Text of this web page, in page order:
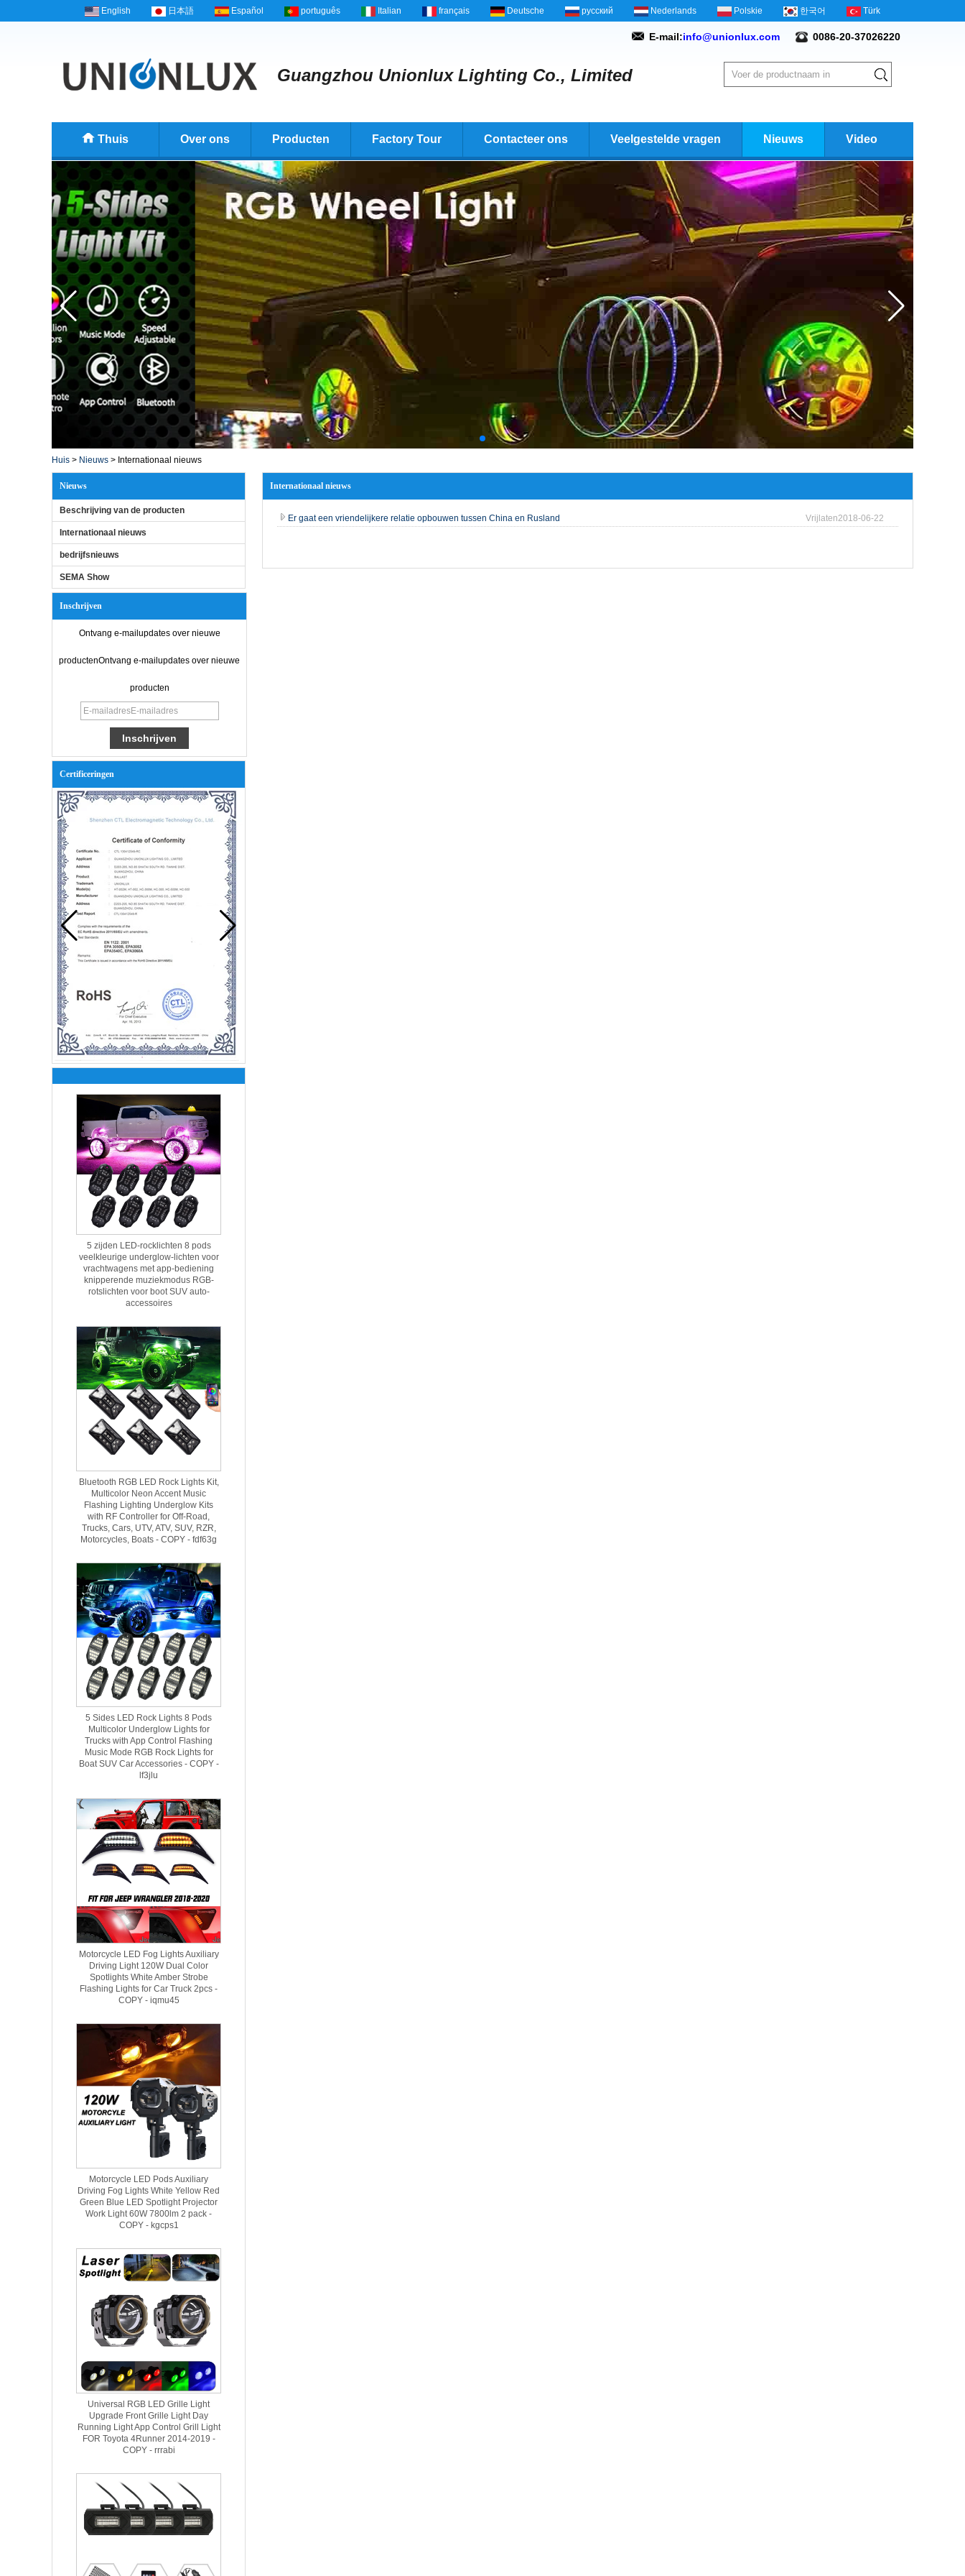
English 日本語 Español português Italian français Deutsche русский Nederlands Polskie 한국어 Türk
E-mail:info@unionlux.com 0086-20-37026220
Guangzhou Unionlux Lighting Co., Limited
Thuis Over ons Producten Factory Tour Contacteer ons Veelgestelde vragen Nieuws Video
Huis > Nieuws > Internationaal nieuws
Nieuws
Beschrijving van de producten
Internationaal nieuws
bedrijfsnieuws
SEMA Show
Inschrijven
Ontvang e-mailupdates over nieuwe
productenOntvang e-mailupdates over nieuwe
producten
Certificeringen
5 zijden LED-rocklichten 8 pods
veelkleurige underglow-lichten voor
vrachtwagens met app-bediening
knipperende muziekmodus RGB-
rotslichten voor boot SUV auto-
accessoires
Bluetooth RGB LED Rock Lights Kit,
Multicolor Neon Accent Music
Flashing Lighting Underglow Kits
with RF Controller for Off-Road,
Trucks, Cars, UTV, ATV, SUV, RZR,
Motorcycles, Boats - COPY - fdf63g
5 Sides LED Rock Lights 8 Pods
Multicolor Underglow Lights for
Trucks with App Control Flashing
Music Mode RGB Rock Lights for
Boat SUV Car Accessories - COPY -
lf3jlu
Motorcycle LED Fog Lights Auxiliary
Driving Light 120W Dual Color
Spotlights White Amber Strobe
Flashing Lights for Car Truck 2pcs -
COPY - iqmu45
Motorcycle LED Pods Auxiliary
Driving Fog Lights White Yellow Red
Green Blue LED Spotlight Projector
Work Light 60W 7800lm 2 pack -
COPY - kgcps1
Universal RGB LED Grille Light
Upgrade Front Grille Light Day
Running Light App Control Grill Light
FOR Toyota 4Runner 2014-2019 -
COPY - rrrabi
Internationaal nieuws
Er gaat een vriendelijkere relatie opbouwen tussen China en Rusland Vrijlaten2018-06-22